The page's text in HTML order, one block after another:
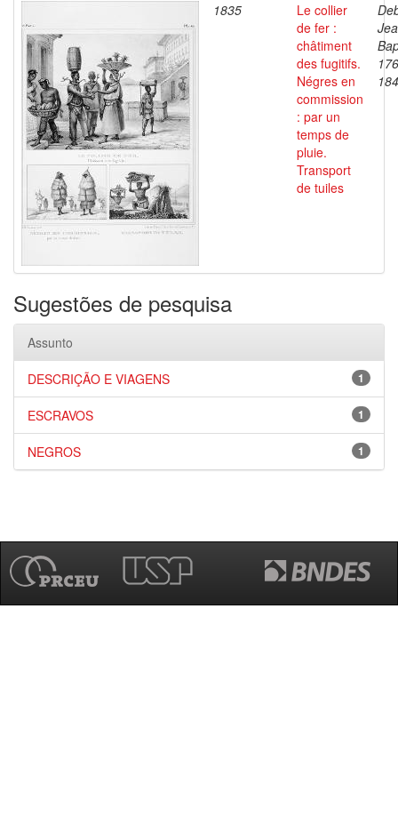
1835
Le collier
de fer :
châtiment
des fugitifs.
Négres en
commission
: par un
temps de
pluie.
Transport
de tuiles
Sugestões de pesquisa
Assunto
1
DESCRIÇÃO E VIAGENS
1
ESCRAVOS
1
NEGROS